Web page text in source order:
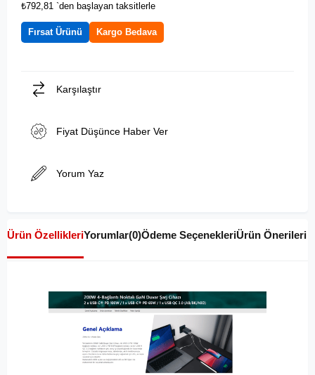
₺792,81 `den başlayan taksitlerle
Fırsat Ürünü Kargo Bedava
Karşılaştır
Fiyat Düşünce Haber Ver
Yorum Yaz
Ürün ÖzellikleriYorumlar(0)Ödeme SeçenekleriÜrün Önerileri